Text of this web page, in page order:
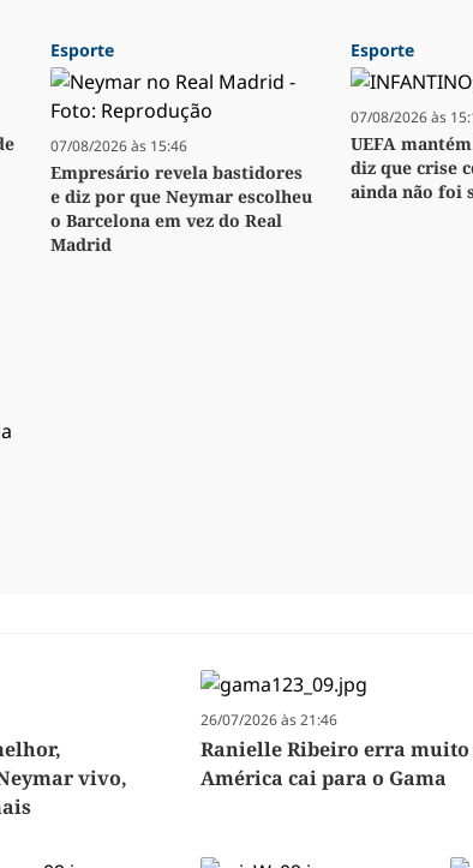
Esporte
07/08/2026 às 15:46
Empresário revela bastidores
e diz por que Neymar escolheu
o Barcelona em vez do Real
Madrid
Esporte
07/08/2026 às
UEFA
diz que crise
ainda não foi
vivo,
26/07/2026 às 21:46
Ranielle Ribeiro erra muito
América cai para o Gama